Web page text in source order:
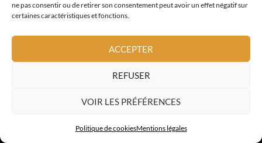
ne pas consentir ou de retirer son consentement peut avoir un effet négatif sur
certaines caractéristiques et fonctions.
ACCEPTER
REFUSER
VOIR LES PRÉFÉRENCES
Politique de cookiesMentions légales
Savoir Faire
Mentions légales
CONTACT